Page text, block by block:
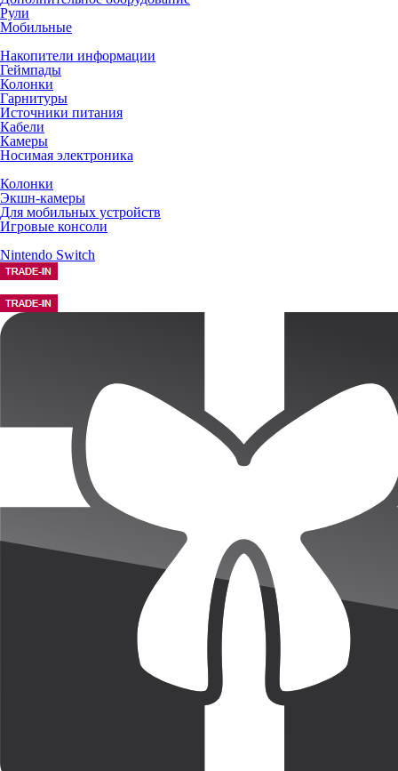
Рули
Мобильные
Накопители информации
Геймпады
Колонки
Гарнитуры
Источники питания
Кабели
Камеры
Носимая электроника
Колонки
Экшн-камеры
Для мобильных устройств
Игровые консоли
Nintendo Switch